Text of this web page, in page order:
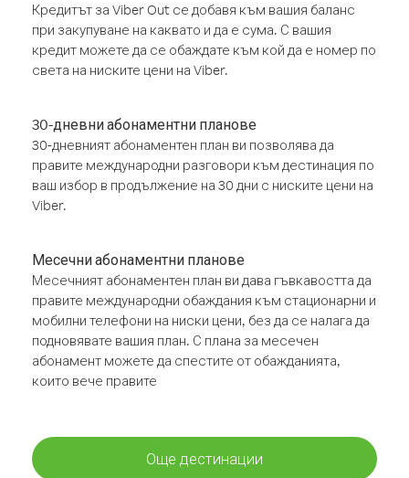
Кредитът за Viber Out се добавя към вашия баланс
при закупуване на каквато и да е сума. С вашия
кредит можете да се обаждате към кой да е номер по
света на ниските цени на Viber.
30-дневни абонаментни планове
30-дневният абонаментен план ви позволява да
правите международни разговори към дестинация по
ваш избор в продължение на 30 дни с ниските цени на
Viber.
Месечни абонаментни планове
Месечният абонаментен план ви дава гъвкавостта да
правите международни обаждания към стационарни и
мобилни телефони на ниски цени, без да се налага да
подновявате вашия план. С плана за месечен
абонамент можете да спестите от обажданията,
които вече правите
Още дестинации